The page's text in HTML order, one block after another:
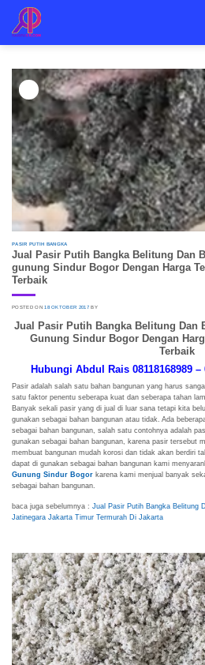
content
PASIR PUTIH BANGKA
Jual Pasir Putih Bangka Belitung Dan
gunung Sindur Bogor Dengan Harga
Terbaik
POSTED ON18 OKTOBER 2017 BY
Jual Pasir Putih Bangka Belitung Dan
Gunung Sindur Bogor Dengan
Terbaik
Hubungi Abdul Rais 08118168989 –
Pasir adalah salah satu bahan bangunan yang harus
satu faktor penentu seberapa kuat dan seberapa tahan
Banyak sekali pasir yang di jual di luar sana tetapi kita
gunakan sebagai bahan bangunan atau tidak. Ada
sebagai bahan bangunan, salah satu contohnya adalah
gunakan sebagai bahan bangunan, karena pasir tersebut
membuat bangunan mudah korosi dan tidak akan berdiri
dapat di gunakan sebagai bahan bangunan kami
Gunung Sindur Bogor karena kami menjual banyak
sebagai bahan bangunan.
baca juga sebelumnya : Jual Pasir Putih Bangka Belitung
Jatinegara Jakarta Timur Termurah Di Jakarta